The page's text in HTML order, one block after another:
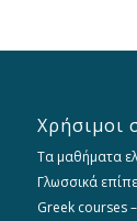
Χρήσιμοι
Τα μαθήματα
Γλωσσικά
Greek courses